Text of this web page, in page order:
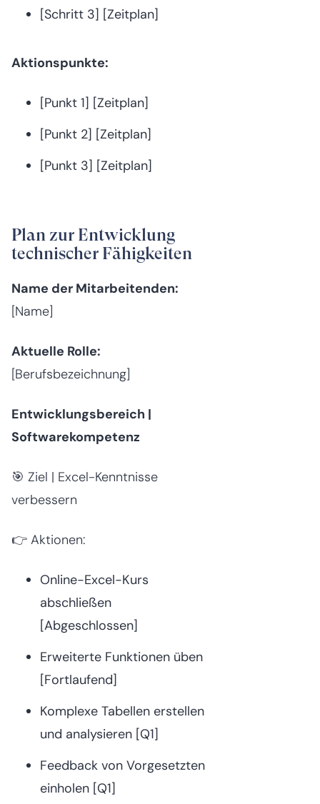
[Schritt 3] [Zeitplan]
Aktionspunkte:
[Punkt 1] [Zeitplan]
[Punkt 2] [Zeitplan]
[Punkt 3] [Zeitplan]
Plan zur Entwicklung
technischer Fähigkeiten
Name der Mitarbeitenden:
[Name]
Aktuelle Rolle:
[Berufsbezeichnung]
Entwicklungsbereich |
Softwarekompetenz
🎯 Ziel | Excel-Kenntnisse
verbessern
👉 Aktionen:
Online-Excel-Kurs
abschließen
[Abgeschlossen]
Erweiterte Funktionen üben
[Fortlaufend]
Komplexe Tabellen erstellen
und analysieren [Q1]
Feedback von Vorgesetzten
einholen [Q1]